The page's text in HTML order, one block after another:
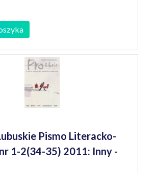
Pismo Literacko-
1-2(34-35) 2011: Inny -